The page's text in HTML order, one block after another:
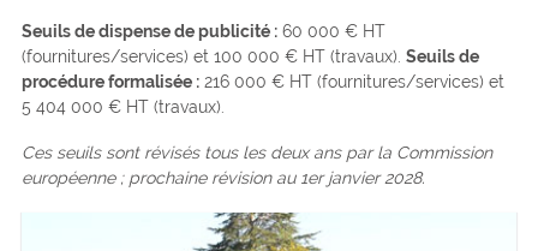
Seuils de dispense de publicité :60 000 € HT
(fournitures/services) et 100 000 € HT (travaux). Seuils de
procédure formalisée :216 000 € HT (fournitures/services) et
5 404 000 € HT (travaux).
Ces seuils sont révisés tous les deux ans par la Commission
européenne ; prochaine révision au 1er janvier 2028.